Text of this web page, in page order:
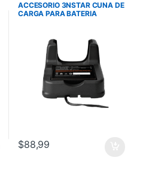
ACCESORIO 3NSTAR CUNA DE
CARGA PARA BATERIA
$88,99